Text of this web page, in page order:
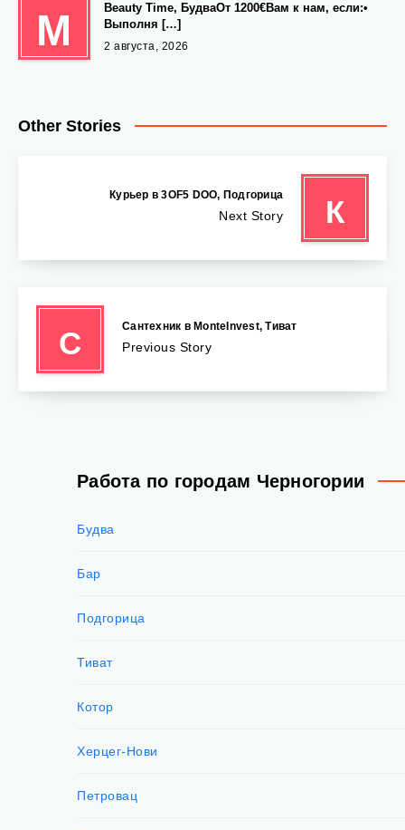
М
Beauty Time, БудваОт 1200€Вам к нам, если:•
Выполня […]
2 августа, 2026
Other Stories
К
Курьер в 3OF5 DOO, Подгорица
Next Story
С Сантехник в MonteInvest, Тиват
Previous Story
Работа по городам Черногории
Будва
Бар
Подгорица
Тиват
Котор
Херцег-Нови
Петровац